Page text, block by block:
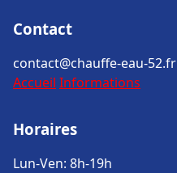
Contact
contact@chauffe-eau-52.fr
Accueil Informations
Horaires
Lun-Ven: 8h-19h